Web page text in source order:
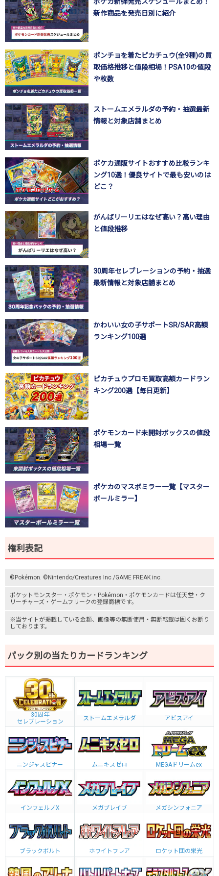
新作商品を発売日別に紹介
ポンチョを着たピカチュウ(全9種)の買
取価格推移と値段相場！PSA10の値段
や枚数
ストームエメラルダの予約・抽選最新
情報と対象店舗まとめ
ポケカ通販サイトおすすめ比較ランキ
ング10選！優良サイトで最も安いのは
どこ？
がんばリーリエはなぜ高い？高い理由
と値段推移
30周年セレブレーションの予約・抽選
最新情報と対象店舗まとめ
かわいい女の子サポートSR/SAR高額
ランキング100選
ピカチュウプロモ買取高額カードラン
キング200選【毎日更新】
ポケモンカード未開封ボックスの値段
相場一覧
ポケカのマスボミラー一覧【マスター
ボールミラー】
権利表記
©Pokémon. ©Nintendo/Creatures Inc./GAME FREAK inc.
ポケットモンスター ・ポケモン・Pokémon・ ポケモンカードは任天堂・ ク
リーチャーズ ・ ゲームフリークの登録商標です。
※当サイトが掲載している金額、画像等の無断使用・無断転載は固くお断り
しております。
パック別の当たりカードランキング
30周年
セレブレーション
ストームエメラルダ アビスアイ
ニンジャスピナー ムニキスゼロ MEGAドリームex
インフェルノX メガブレイブ メガシンフォニア
ブラックボルト ホワイトフレア ロケット団の栄光